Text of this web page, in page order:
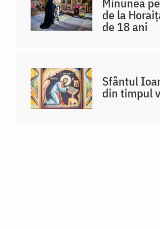
de la
de 18 ani
Sfântul
din timpul